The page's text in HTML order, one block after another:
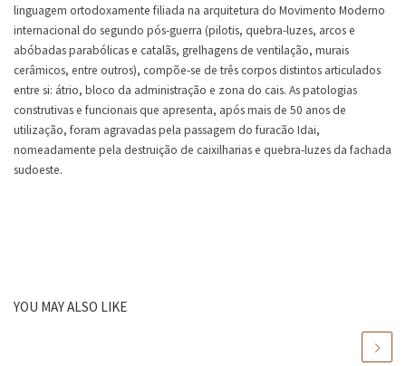
linguagem ortodoxamente filiada na arquitetura do Movimento Moderno
internacional do segundo pós-guerra (pilotis, quebra-luzes, arcos e
abóbadas parabólicas e catalãs, grelhagens de ventilação, murais
cerâmicos, entre outros), compõe-se de três corpos distintos articulados
entre si: átrio, bloco da administração e zona do cais. As patologias
construtivas e funcionais que apresenta, após mais de 50 anos de
utilização, foram agravadas pela passagem do furacão Idai,
nomeadamente pela destruição de caixilharias e quebra-luzes da fachada
sudoeste.
YOU MAY ALSO LIKE